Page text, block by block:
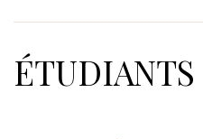
ÉTUDIANTS